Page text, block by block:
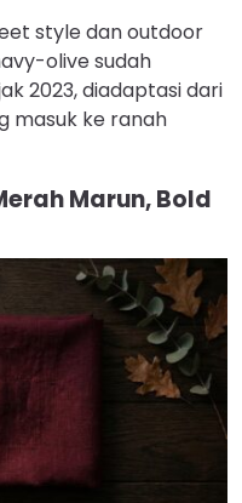
style dan outdoor
olive sudah
2023, diadaptasi dari
masuk ke ranah
Marun, Bold